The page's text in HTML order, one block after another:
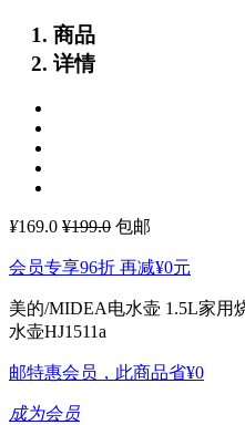
商品
详情
¥169.0 ¥199.0 包邮
会员专享96折 再减¥0元
美的/MIDEA电水壶 1.5L家用
水壶HJ1511a
邮特惠会员，此商品省¥0
成为会员